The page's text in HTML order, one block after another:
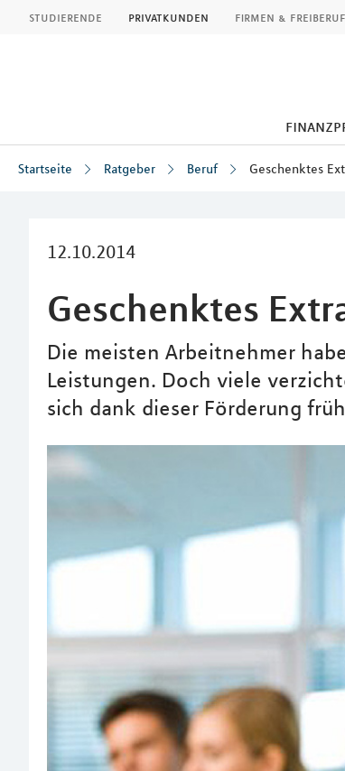
studierende privatkunden firmen &
Startseite Ratgeber Beruf Geschenktes
12.10.2014
Geschenktes
Die meisten Arbeitnehmer
Leistungen. Doch viele
sich dank dieser Förderung